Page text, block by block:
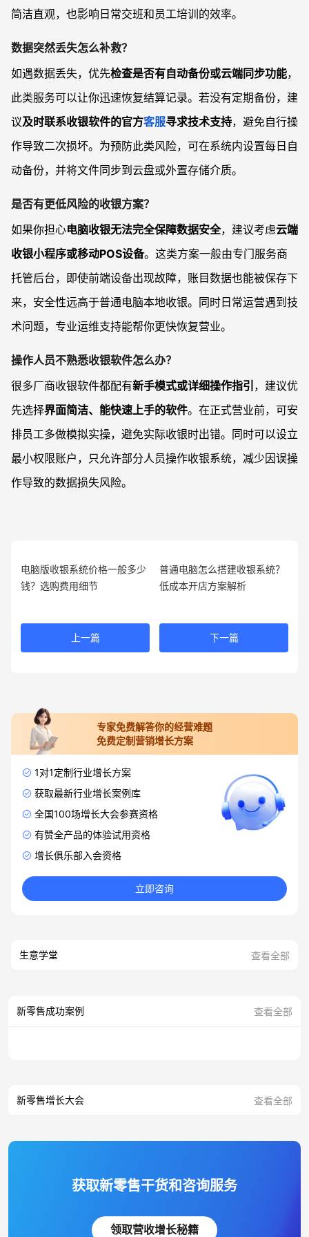
简洁直观，也影响日常交班和员工培训的效率。
数据突然丢失怎么补救？
如遇数据丢失，优先检查是否有自动备份或云端同步功能，
此类服务可以让你迅速恢复结算记录。若没有定期备份，建
议及时联系收银软件的官方客服寻求技术支持，避免自行操
作导致二次损坏。为预防此类风险，可在系统内设置每日自
动备份，并将文件同步到云盘或外置存储介质。
是否有更低风险的收银方案？
如果你担心电脑收银无法完全保障数据安全，建议考虑云端
收银小程序或移动POS设备。这类方案一般由专门服务商
托管后台，即使前端设备出现故障，账目数据也能被保存下
来，安全性远高于普通电脑本地收银。同时日常运营遇到技
术问题，专业运维支持能帮你更快恢复营业。
操作人员不熟悉收银软件怎么办？
很多厂商收银软件都配有新手模式或详细操作指引 ，建议优
先选择界面简洁、能快速上手的软件。在正式营业前，可安
排员工多做模拟实操，避免实际收银时出错。同时可以设立
最小权限账户，只允许部分人员操作收银系统，减少因误操
作导致的数据损失风险。
电脑版收银系统价格一般多少
钱？选购费用细节
上一篇
普通电脑怎么搭建收银系统？
低成本开店方案解析
下一篇
专家免费解答你的经营难题
免费定制营销增长方案
1对1定制行业增长方案
获取最新行业增长案例库
全国100场增长大会参赛资格
有赞全产品的体验试用资格
增长俱乐部入会资格
立即咨询
生意学堂 查看全部
新零售成功案例 查看全部
新零售增长大会 查看全部
获取新零售干货和咨询服务
领取营收增长秘籍